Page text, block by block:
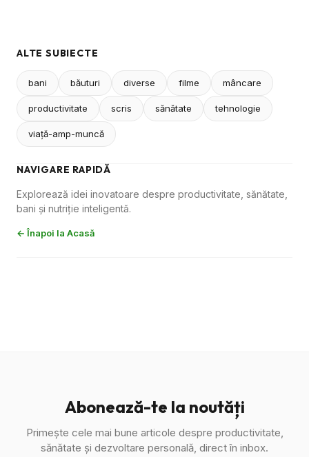
ALTE SUBIECTE
bani băuturi diverse filme mâncare
productivitate scris sănătate tehnologie
viaţă-amp-muncă
NAVIGARE RAPIDĂ
Explorează idei inovatoare despre productivitate, sănătate,
bani și nutriție inteligentă.
← Înapoi la Acasă
Abonează-te la noutăți
Primește cele mai bune articole despre productivitate,
sănătate și dezvoltare personală, direct în inbox.